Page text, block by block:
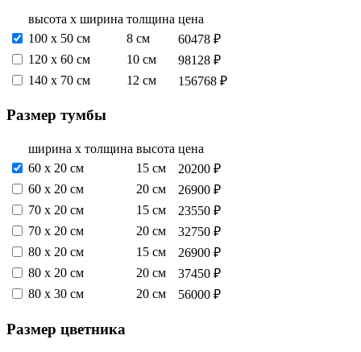
высота х ширина толщина цена
100 x 50 см
8 см
60478 ₽
120 х 60 см
10 см
98128 ₽
140 х 70 см
12 см 156768 ₽
Размер тумбы
ширина х толщина высота цена
60 х 20 см
15 см
20200 ₽
60 х 20 см
20 см
26900 ₽
70 х 20 см
15 см
23550 ₽
70 х 20 см
20 см
32750 ₽
80 х 20 см
15 см
26900 ₽
80 х 20 см
20 см
37450 ₽
80 х 30 см
20 см 56000 ₽
Размер цветника